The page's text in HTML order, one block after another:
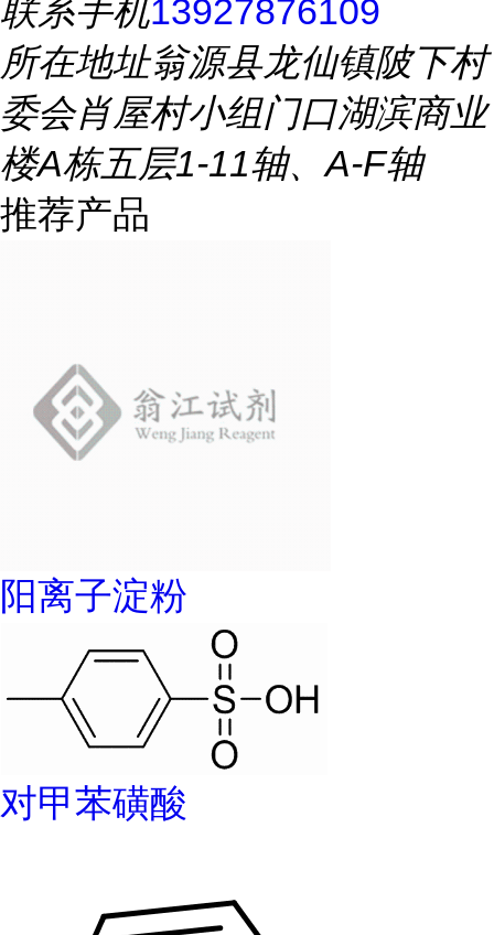
联系手机13927876109
所在地址翁源县龙仙镇陂下村
委会肖屋村小组门口湖滨商业
楼A栋五层1-11轴、A-F轴
推荐产品
阳离子淀粉
对甲苯磺酸